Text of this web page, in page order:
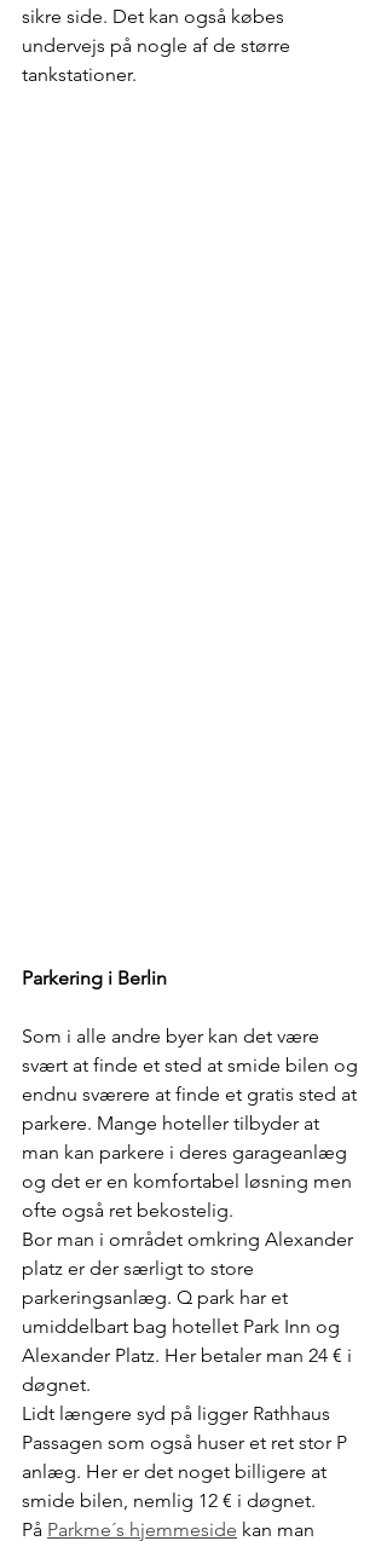
sikre side. Det kan også købes
undervejs på nogle af de større
tankstationer.
Parkering i Berlin
Som i alle andre byer kan det være
svært at finde et sted at smide bilen og
endnu sværere at finde et gratis sted at
parkere. Mange hoteller tilbyder at
man kan parkere i deres garageanlæg
og det er en komfortabel løsning men
ofte også ret bekostelig.
Bor man i området omkring Alexander
platz er der særligt to store
parkeringsanlæg. Q park har et
umiddelbart bag hotellet Park Inn og
Alexander Platz. Her betaler man 24 € i
døgnet.
Lidt længere syd på ligger Rathhaus
Passagen som også huser et ret stor P
anlæg. Her er det noget billigere at
smide bilen, nemlig 12 € i døgnet.
På Parkme´s hjemmeside kan man